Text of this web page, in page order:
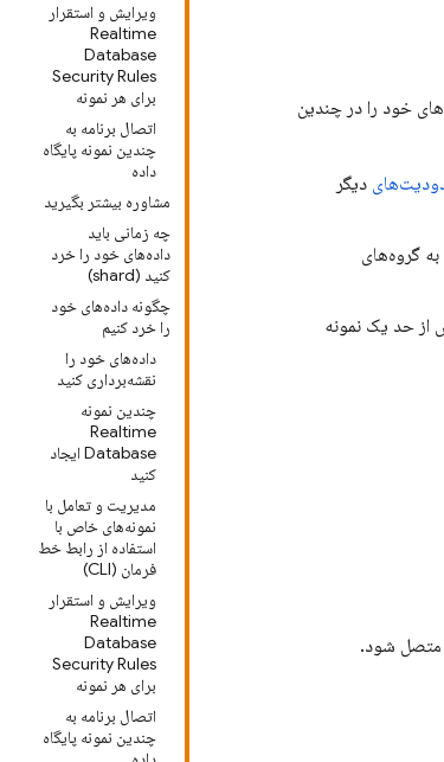
ویرایش و استقرار
Realtime
Database
Security Rules
برای هر نمونه
اتصال برنامه به
چندین نمونه پایگاه
داده
مشاوره بیشتر بگیرید
چه زمانی باید
داده‌های خود را خرد
کنید (shard)
چگونه داده‌های خود
را خرد کنیم
داده‌های خود را
نقشه‌برداری کنید
چندین نمونه
Realtime
Database ایجاد
کنید
مدیریت و تعامل با
نمونه‌های خاص با
استفاده از رابط خط
فرمان (CLI)
ویرایش و استقرار
Realtime
Database
Security Rules
برای هر نمونه
اتصال برنامه به
چندین نمونه پایگاه
خود را در چندین
دیگر
گروه‌های
از حد یک نمونه
متصل شود.